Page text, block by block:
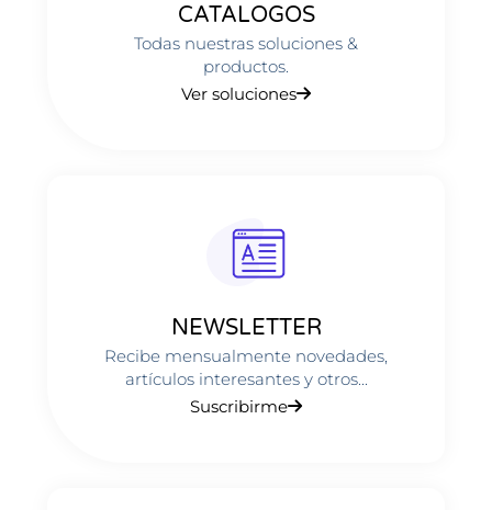
CATALOGOS
Todas nuestras soluciones &
productos.
Ver soluciones
NEWSLETTER
Recibe mensualmente novedades,
artículos interesantes y otros...
Suscribirme